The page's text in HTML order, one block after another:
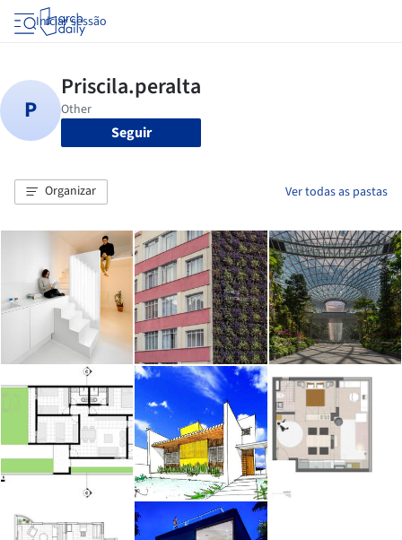
Iniciar sessão
Seguir
Organizar Ver todas as pastas